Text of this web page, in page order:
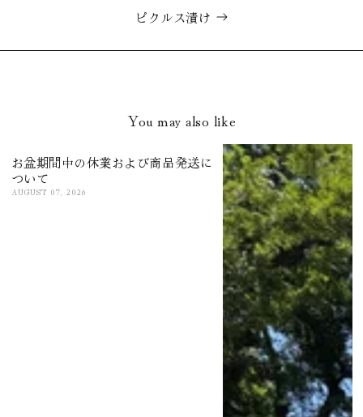
ピクルス漬け
You may also like
お盆期間中の休業および商品発送に
ついて
AUGUST 07, 2026